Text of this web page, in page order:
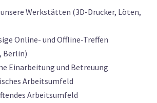
Werkstätten (3D-Drucker, Löten,
Online- und Offline-Treffen
Berlin)
Einarbeitung und Betreuung
Arbeitsumfeld
Arbeitsumfeld